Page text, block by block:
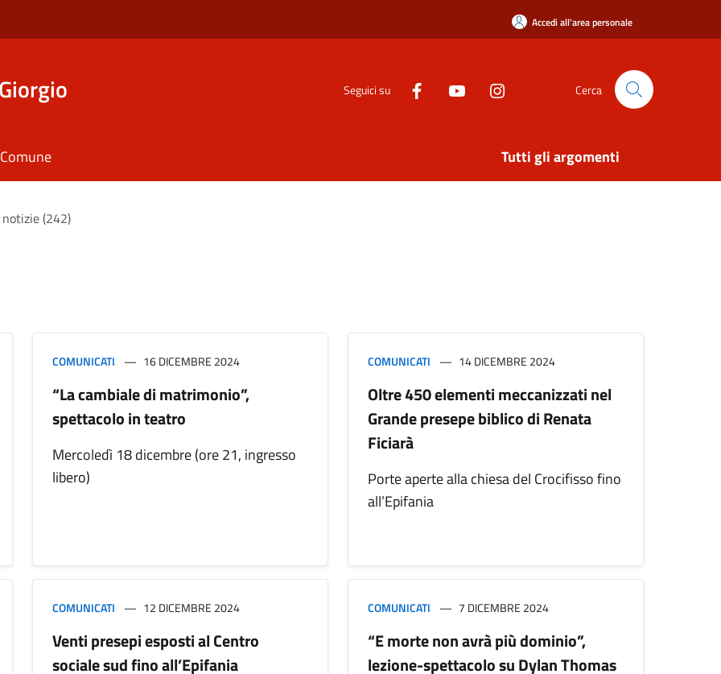
Accedi all'area personale
Seguici su Cerca
Tutti gli argomenti
(242)
COMUNICATI 16 DICEMBRE 2024
“La cambiale di matrimonio”,
spettacolo in teatro
Mercoledì 18 dicembre (ore 21, ingresso
libero)
COMUNICATI 14 DICEMBRE 2024
Oltre 450 elementi meccanizzati nel
Grande presepe biblico di Renata
Ficiarà
Porte aperte alla chiesa del Crocifisso fino
all’Epifania
COMUNICATI 12 DICEMBRE 2024
Venti presepi esposti al Centro
sociale sud fino all’Epifania
COMUNICATI 7 DICEMBRE 2024
“E morte non avrà più dominio”,
lezione-spettacolo su Dylan Thomas